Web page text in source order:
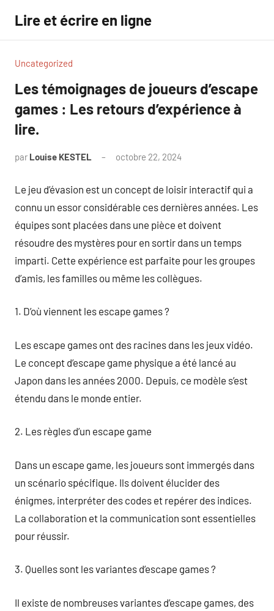
contenu
Lire et écrire en ligne
Uncategorized
Les témoignages de joueurs d’escape
games : Les retours d’expérience à
lire.
par Louise KESTEL octobre 22, 2024
Le jeu d’évasion est un concept de loisir interactif qui a
connu un essor considérable ces dernières années. Les
équipes sont placées dans une pièce et doivent
résoudre des mystères pour en sortir dans un temps
imparti. Cette expérience est parfaite pour les groupes
d’amis, les familles ou même les collègues.
1. D’où viennent les escape games ?
Les escape games ont des racines dans les jeux vidéo.
Le concept d’escape game physique a été lancé au
Japon dans les années 2000. Depuis, ce modèle s’est
étendu dans le monde entier.
2. Les règles d’un escape game
Dans un escape game, les joueurs sont immergés dans
un scénario spécifique. Ils doivent élucider des
énigmes, interpréter des codes et repérer des indices.
La collaboration et la communication sont essentielles
pour réussir.
3. Quelles sont les variantes d’escape games ?
Il existe de nombreuses variantes d’escape games, des